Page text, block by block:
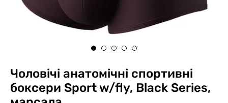
Чоловічі анатомічні спортивні
боксери Sport w/fly, Black Series,